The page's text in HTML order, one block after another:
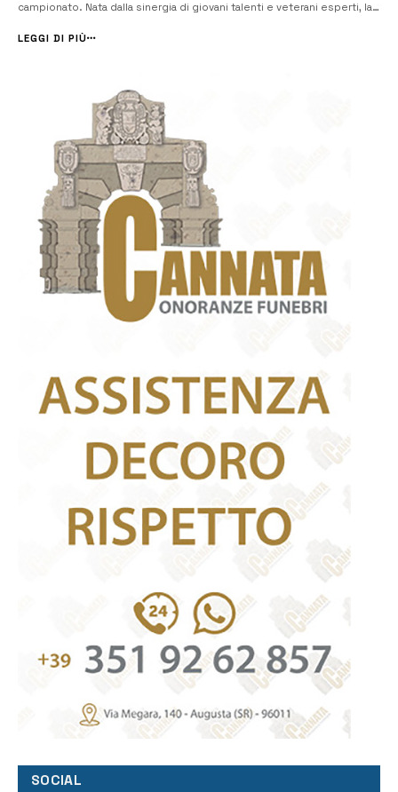
campionato. Nata dalla sinergia di giovani talenti e veterani esperti, la
conquistandosi un posto tra le migliori del torneo. Visibilmente
LEGGI DI PIÙ
SOCIAL